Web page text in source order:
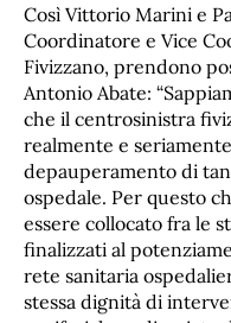
Così Vittorio Marini e
Coordinatore e Vice
Fivizzano, prendono
Antonio Abate:
che il centrosinistra
realmente e
depauperamento di
ospedale. Per questo
essere collocato fra le
finalizzati al
rete sanitaria
stessa dignità di